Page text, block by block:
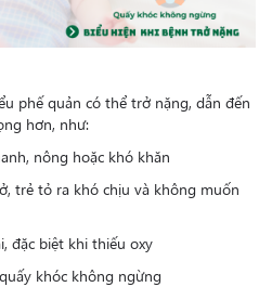
phế quản có thể trở nặng, dẫn đến
hơn, như:
nông hoặc khó khăn
trẻ tỏ ra khó chịu và không muốn
đặc biệt khi thiếu oxy
khóc không ngừng